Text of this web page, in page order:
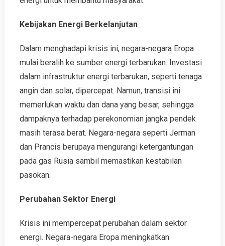
Kebijakan Energi Berkelanjutan
Dalam menghadapi krisis ini, negara-negara Eropa
mulai beralih ke sumber energi terbarukan. Investasi
dalam infrastruktur energi terbarukan, seperti tenaga
angin dan solar, dipercepat. Namun, transisi ini
memerlukan waktu dan dana yang besar, sehingga
dampaknya terhadap perekonomian jangka pendek
masih terasa berat. Negara-negara seperti Jerman
dan Prancis berupaya mengurangi ketergantungan
pada gas Rusia sambil memastikan kestabilan
pasokan.
Perubahan Sektor Energi
Krisis ini mempercepat perubahan dalam sektor
energi. Negara-negara Eropa meningkatkan